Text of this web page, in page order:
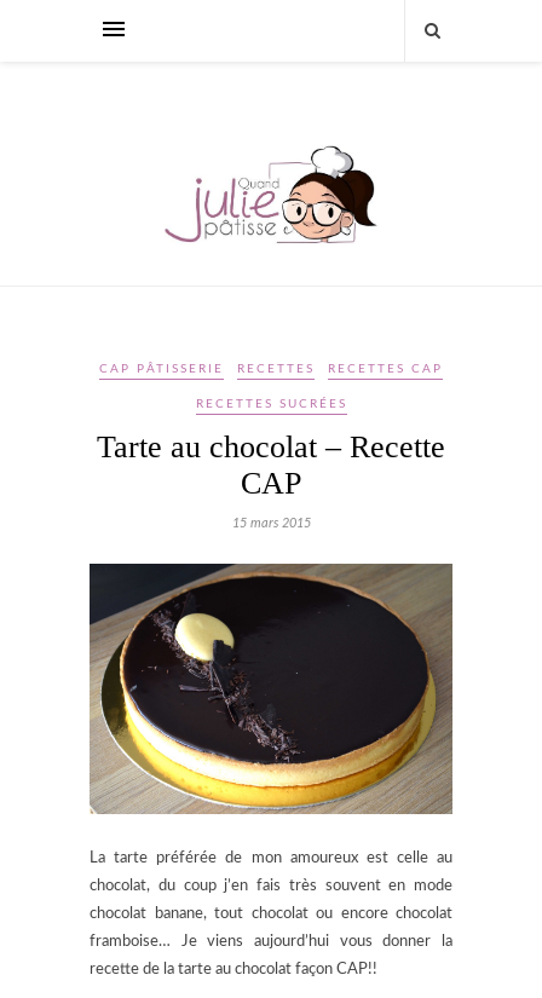
CAP PÂTISSERIE RECETTES RECETTES CAP
RECETTES SUCRÉES
Tarte au chocolat – Recette
CAP
15 mars 2015
La tarte préférée de mon amoureux est celle au
chocolat, du coup j’en fais très souvent en mode
chocolat banane, tout chocolat ou encore chocolat
framboise… Je viens aujourd’hui vous donner la
recette de la tarte au chocolat façon CAP!!